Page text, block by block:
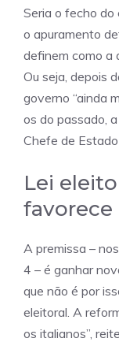
Seria o fecho do
o apuramento
definem como a
Ou seja, depois
governo “ainda
os do passado,
Chefe de
Lei
favorece
A premissa –
4 – é ganhar
que não é por
eleitoral. A
os italianos”,